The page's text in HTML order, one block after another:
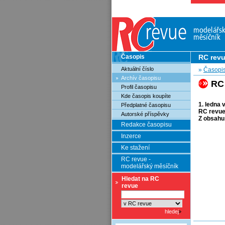
Časopis
Aktuální číslo
Archív časopisu
Profil časopisu
Kde časopis koupíte
Předplatné časopisu
Autorské příspěvky
Redakce časopisu
Inzerce
Ke stažení
RC revue -
modelářský měsíčník
Hledat na RC
revue
RC
»
1. ledna
RC
Z